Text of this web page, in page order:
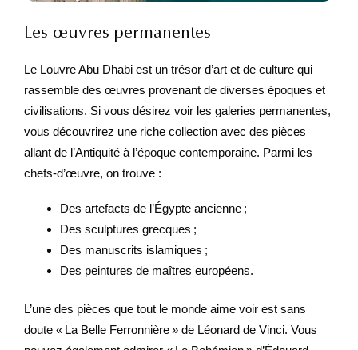
Les œuvres permanentes
Le Louvre Abu Dhabi est un trésor d’art et de culture qui
rassemble des œuvres provenant de diverses époques et
civilisations. Si vous désirez voir les galeries permanentes,
vous découvrirez une riche collection avec des pièces
allant de l’Antiquité à l’époque contemporaine. Parmi les
chefs-d’œuvre, on trouve :
Des artefacts de l’Égypte ancienne ;
Des sculptures grecques ;
Des manuscrits islamiques ;
Des peintures de maîtres européens.
L’une des pièces que tout le monde aime voir est sans
doute « La Belle Ferronnière » de Léonard de Vinci. Vous